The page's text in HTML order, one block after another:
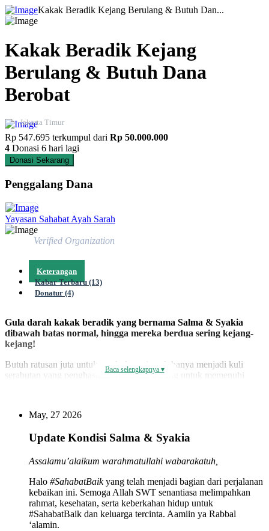
Kakak Beradik Kejang Berulang & Butuh Dan...
Kakak Beradik Kejang
Berulang & Butuh Dana
Berobat
Jakarta Timur
Rp 547.695 terkumpul dari Rp 50.000.000
4 Donasi 6 hari lagi
Donasi Sekarang
Penggalang Dana
Yayasan Sahabat Ayah Sarah
Verified Organization
Keterangan
Kabar Terbaru (13)
Donatur (4)
Gula darah kakak beradik yang bernama Salma & Syakia
dibawah batas normal, hingga mereka berdua sering kejang-
kejang!
Butuh ratusan juta untuk sembuh, tapi ayah hanya menjadi kuli
serabutan yang penghasilannya sangat kurang untuk memenuhi
Salma Apta Putri (3,6 tahun) dan Syakia Apta Putri (1,9 tahun)
dalam kondisi gula darah yang rendah. Setelah menjalani
Awalnya mereka mendapatkan penanganan yang salah, mereka
selalu diberi gula agar gula darah mereka naik padahal seharusnya
tidak boleh dengan penanganan seperti itu, karena terlalu banyak
gula yang mereka konsumsi membuat berat badan Salma dan Syakia
Baca selengkapnya ▾
May, 27 2026
Update Kondisi Salma & Syakia
Assalamu’alaikum warahmatullahi wabarakatuh,
Halo #SahabatBaikyang telah menjadi bagian dari perjalanan
kebaikan ini. Semoga Allah SWT senantiasa melimpahkan
rahmat, kesehatan, serta keberkahan hidup untuk
#SahabatBaik dan keluarga tercinta. Aamiin ya Rabbal
‘alamin.